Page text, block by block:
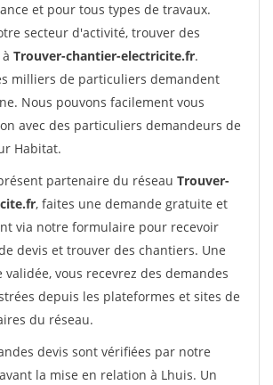
et pour tous types de travaux.
secteur d'activité, trouver des
Trouver-chantier-electricite.fr.
milliers de particuliers demandent
Nous pouvons facilement vous
avec des particuliers demandeurs de
Habitat.
partenaire du réseau Trouver-
, faites une demande gratuite et
via notre formulaire pour recevoir
devis et trouver des chantiers. Une
vous recevrez des demandes
depuis les plateformes et sites de
du réseau.
devis sont vérifiées par notre
la mise en relation à Lhuis. Un